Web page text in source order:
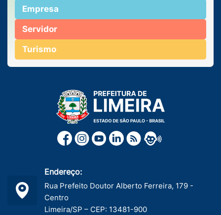
Empresa
Servidor
Turismo
Endereço:
Rua Prefeito Doutor Alberto Ferreira, 179 -
Centro
Limeira/SP – CEP: 13481-900